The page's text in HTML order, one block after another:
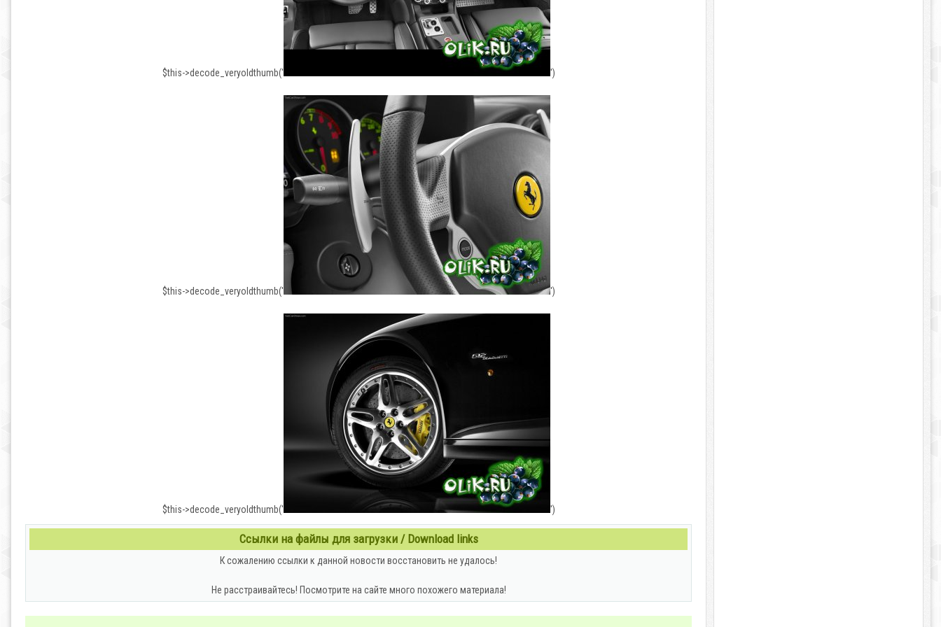
$this->decode_veryoldthumb(' ')
$this->decode_veryoldthumb(' ')
$this->decode_veryoldthumb(' ')
Ссылки на файлы для загрузки / Download links
К сожалению ссылки к данной новости восстановить не удалось!
Не расстраивайтесь! Посмотрите на сайте много похожего материала!